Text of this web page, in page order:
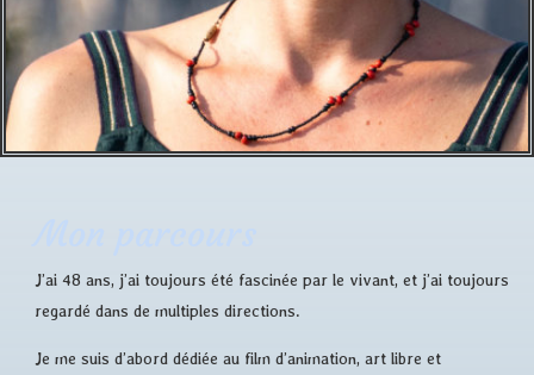
J’ai 48 ans, j’ai toujours été fascinée par le vivant, et j’ai toujours
regardé dans de multiples directions.
Je me suis d’abord dédiée au film d’animation, art libre et